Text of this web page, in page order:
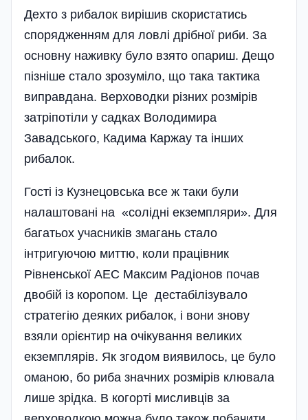
Дехто з рибалок вирішив скористатись
спорядженням для ловлі дрібної риби. За
основну наживку було взято опариш. Дещо
пізніше стало зрозуміло, що така тактика
виправдана. Верховодки різних розмірів
затріпотіли у садках Володимира
Завадського, Кадима Каржау та інших
рибалок.
Гості із Кузнецовська все ж таки були
налаштовані на «солідні екземпляри». Для
багатьох учасників змагань стало
інтригуючою миттю, коли працівник
Рівненської АЕС Максим Радіонов почав
двобій із коропом. Це дестабілізувало
стратегію деяких рибалок, і вони знову
взяли орієнтир на очікування великих
екземплярів. Як згодом виявилось, це було
оманою, бо риба значних розмірів клювала
лише зрідка. В когорті мисливців за